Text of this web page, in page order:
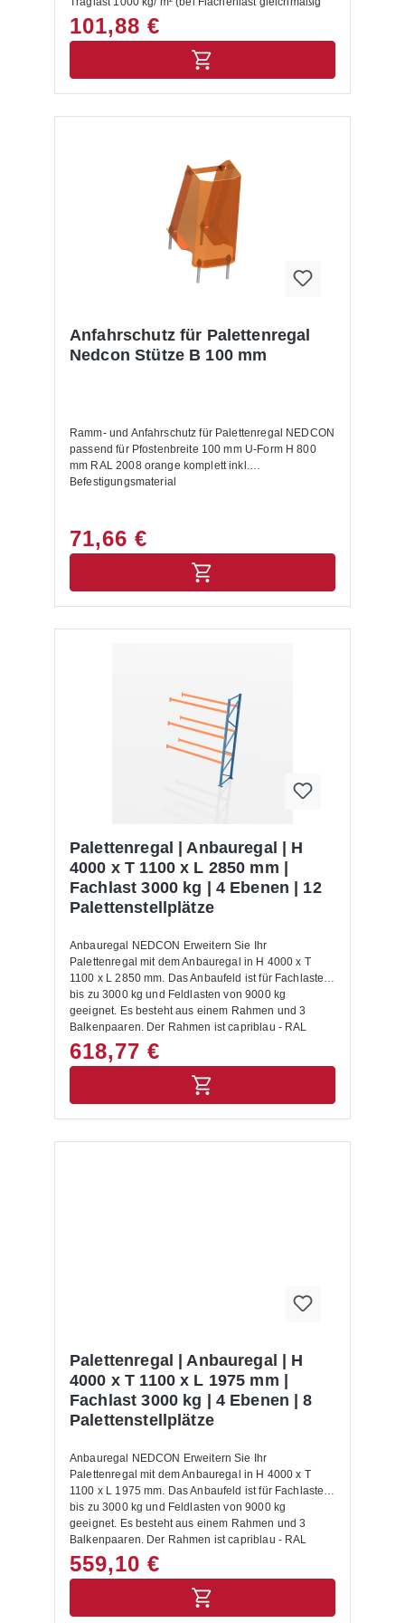
verteilter Last, Punkt- und Streckenlasten sind nicht
berücksichtigt)
101,88 €
Anfahrschutz für Palettenregal
Nedcon Stütze B 100 mm
Ramm- und Anfahrschutz für Palettenregal NEDCON
passend für Pfostenbreite 100 mm U-Form H 800
mm RAL 2008 orange komplett inkl.
Befestigungsmaterial
71,66 €
Palettenregal | Anbauregal | H
4000 x T 1100 x L 2850 mm |
Fachlast 3000 kg | 4 Ebenen | 12
Palettenstellplätze
Anbauregal NEDCON Erweitern Sie Ihr
Palettenregal mit dem Anbauregal in H 4000 x T
1100 x L 2850 mm. Das Anbaufeld ist für Fachlasten
bis zu 3000 kg und Feldlasten von 9000 kg
geeignet. Es besteht aus einem Rahmen und 3
Balkenpaaren. Der Rahmen ist capriblau - RAL
5019, die Balken hellorange - RAL 2008 lackiert. Die
maximale Fachhöhe beträgt 1200 mm. Mit dem
Anbauregal NEDCON ist es jederzeit möglich, das
Regal auch nachträglich zu erweitern und Ihren
Warenkorb dazu. Montagematerial wie Bodenanker,
Abmessungen 1200 x 800 mm geeignet. Für andere
Fachhöhe von 1200 mm sowie für eine gleichmäßig
verteilte Last. Die Palettenregale sind nicht zur
Aufstellung im Außenbereich geeignet. Die
Anlieferung erfolgt zerlegt mit Aufbauanleitung.
618,77 €
Palettenregal | Anbauregal | H
4000 x T 1100 x L 1975 mm |
Fachlast 3000 kg | 4 Ebenen | 8
Palettenstellplätze
Anbauregal NEDCON Erweitern Sie Ihr
Palettenregal mit dem Anbauregal in H 4000 x T
1100 x L 1975 mm. Das Anbaufeld ist für Fachlasten
bis zu 3000 kg und Feldlasten von 9000 kg
geeignet. Es besteht aus einem Rahmen und 3
Balkenpaaren. Der Rahmen ist capriblau - RAL
5019, die Balken hellorange - RAL 2008 lackiert. Die
maximale Fachhöhe beträgt 1200 mm. Die
Regalpfosten verfügen über eine Breite von 100
mm.Mit dem Anbauregal NEDCON ist es jederzeit
559,10 €